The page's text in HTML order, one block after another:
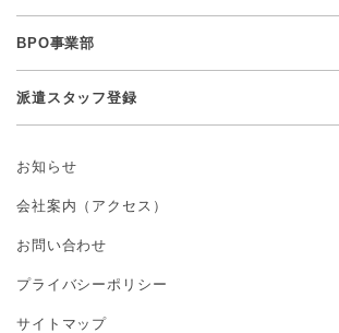
BPO事業部
派遣スタッフ登録
お知らせ
会社案内（アクセス）
お問い合わせ
プライバシーポリシー
サイトマップ